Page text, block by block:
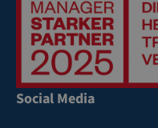
Social Media